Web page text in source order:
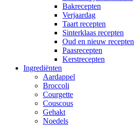
Bakrecepten
Verjaardag
Taart recepten
Sinterklaas recepten
Oud en nieuw recepten
Paasrecepten
Kerstrecepten
Ingrediënten
Aardappel
Broccoli
Courgette
Couscous
Gehakt
Noedels